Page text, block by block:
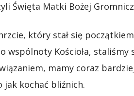
Święta Matki Bożej
który stał się
wspólnoty Kościoła, staliśmy
mamy coraz
jak kochać bliźnich.